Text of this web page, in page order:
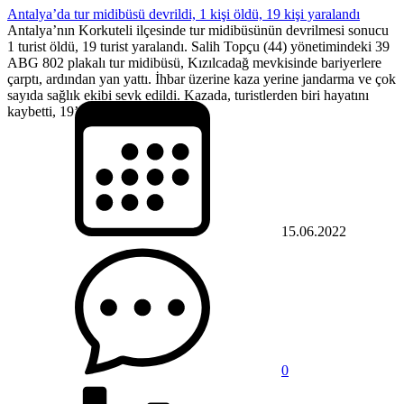
Antalya’da tur midibüsü devrildi, 1 kişi öldü, 19 kişi yaralandı
Antalya’nın Korkuteli ilçesinde tur midibüsünün devrilmesi sonucu
1 turist öldü, 19 turist yaralandı. Salih Topçu (44) yönetimindeki 39
ABG 802 plakalı tur midibüsü, Kızılcadağ mevkisinde bariyerlere
çarptı, ardından yan yattı. İhbar üzerine kaza yerine jandarma ve çok
sayıda sağlık ekibi sevk edildi. Kazada, turistlerden biri hayatını
kaybetti, 19’u da yaralandı....
15.06.2022
0